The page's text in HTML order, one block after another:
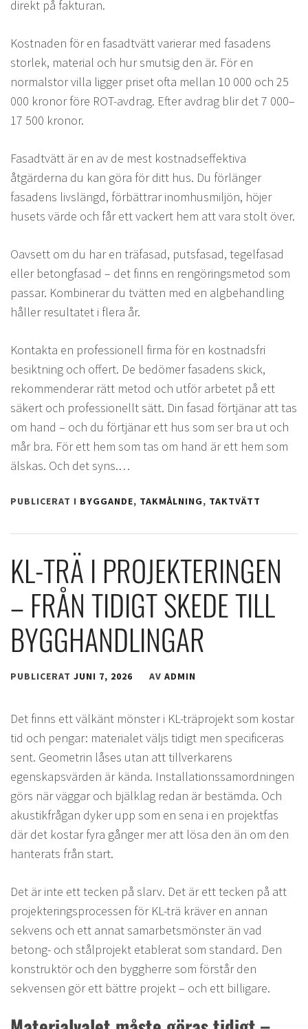
direkt på fakturan.
Kostnaden för en fasadtvätt varierar med fasadens
storlek, material och hur smutsig den är. För en
normalstor villa ligger priset ofta mellan 10 000 och 25
000 kronor före ROT-avdrag. Efter avdrag blir det 7 000–
17 500 kronor.
Fasadtvätt är en av de mest kostnadseffektiva
åtgärderna du kan göra för ditt hus. Du förlänger
fasadens livslängd, förbättrar inomhusmiljön, höjer
husets värde och får ett vackert hem att vara stolt över.
Oavsett om du har en träfasad, putsfasad, tegelfasad
eller betongfasad – det finns en rengöringsmetod som
passar. Kombinerar du tvätten med en algbehandling
håller resultatet i flera år.
Kontakta en professionell firma för en kostnadsfri
besiktning och offert. De bedömer fasadens skick,
rekommenderar rätt metod och utför arbetet på ett
säkert och professionellt sätt. Din fasad förtjänar att tas
om hand – och du förtjänar ett hus som ser bra ut och
mår bra. För ett hem som tas om hand är ett hem som
älskas. Och det syns.…
PUBLICERAT I BYGGANDE, TAKMÅLNING, TAKTVÄTT
KL-TRÄ I PROJEKTERINGEN
– FRÅN TIDIGT SKEDE TILL
BYGGHANDLINGAR
PUBLICERAT JUNI 7, 2026 AV ADMIN
Det finns ett välkänt mönster i KL-träprojekt som kostar
tid och pengar: materialet väljs tidigt men specificeras
sent. Geometrin låses utan att tillverkarens
egenskapsvärden är kända. Installationssamordningen
görs när väggar och bjälklag redan är bestämda. Och
akustikfrågan dyker upp som en sena i en projektfas
där det kostar fyra gånger mer att lösa den än om den
hanterats från start.
Det är inte ett tecken på slarv. Det är ett tecken på att
projekteringsprocessen för KL-trä kräver en annan
sekvens och ett annat samarbetsmönster än vad
betong- och stålprojekt etablerat som standard. Den
konstruktör och den byggherre som förstår den
sekvensen gör ett bättre projekt – och ett billigare.